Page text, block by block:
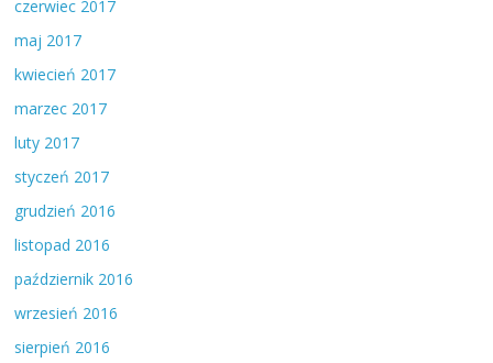
czerwiec 2017
maj 2017
kwiecień 2017
marzec 2017
luty 2017
styczeń 2017
grudzień 2016
listopad 2016
październik 2016
wrzesień 2016
sierpień 2016